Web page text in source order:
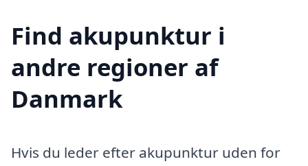
Find akupunktur i
andre regioner af
Danmark
Hvis du leder efter akupunktur uden for